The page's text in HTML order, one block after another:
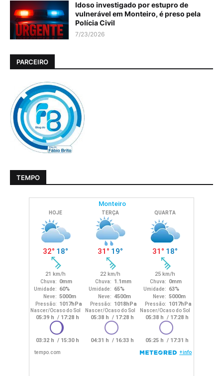
Idoso investigado por estupro de
vulnerável em Monteiro, é preso pela
Polícia Civil
7/23/2026
PARCEIRO
TEMPO